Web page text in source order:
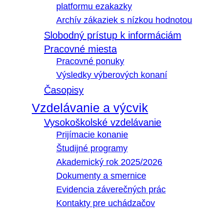
platformu ezakazky
Archív zákaziek s nízkou hodnotou
Slobodný prístup k informáciám
Pracovné miesta
Pracovné ponuky
Výsledky výberových konaní
Časopisy
Vzdelávanie a výcvik
Vysokoškolské vzdelávanie
Prijímacie konanie
Študijné programy
Akademický rok 2025/2026
Dokumenty a smernice
Evidencia záverečných prác
Kontakty pre uchádzačov